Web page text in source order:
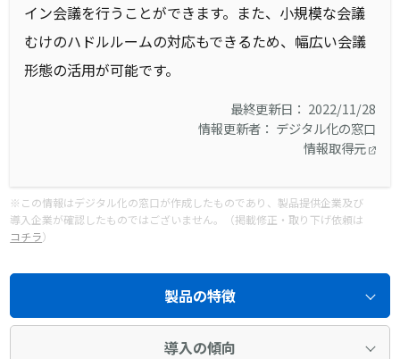
イン会議を行うことができます。また、小規模な会議
むけのハドルルームの対応もできるため、幅広い会議
形態の活用が可能です。
最終更新日： 2022/11/28
情報更新者： デジタル化の窓口
情報取得元
※この情報はデジタル化の窓口が作成したものであり、製品提供企業及び
導入企業が確認したものではございません。（掲載修正・取り下げ依頼は
コチラ）
製品の特徴
導入の傾向